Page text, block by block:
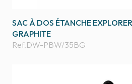
SAC À DOS ÉTANCHE
GRAPHITE
Ref.DW-PBW/35BG